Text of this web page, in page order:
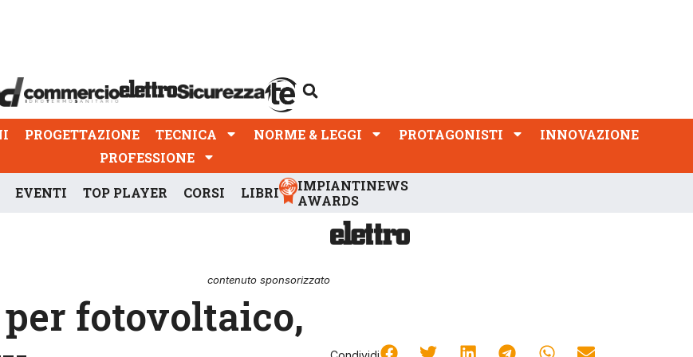
PROGETTAZIONE TECNICA NORME & LEGGI PROTAGONISTI
INNOVAZIONE
PROFESSIONE
EVENTI TOP PLAYER CORSI LIBRI
IMPIANTINEWS
AWARDS
contenuto sponsorizzato
fotovoltaico,